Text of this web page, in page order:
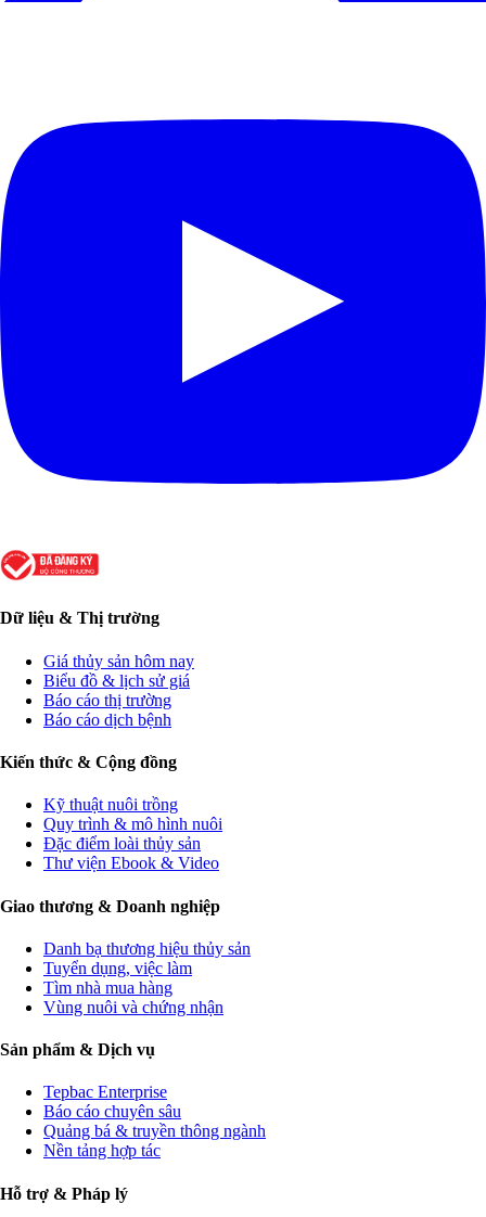
Dữ liệu & Thị trường
Giá thủy sản hôm nay
Biểu đồ & lịch sử giá
Báo cáo thị trường
Báo cáo dịch bệnh
Kiến thức & Cộng đồng
Kỹ thuật nuôi trồng
Quy trình & mô hình nuôi
Đặc điểm loài thủy sản
Thư viện Ebook & Video
Giao thương & Doanh nghiệp
Danh bạ thương hiệu thủy sản
Tuyển dụng, việc làm
Tìm nhà mua hàng
Vùng nuôi và chứng nhận
Sản phẩm & Dịch vụ
Tepbac Enterprise
Báo cáo chuyên sâu
Quảng bá & truyền thông ngành
Nền tảng hợp tác
Hỗ trợ & Pháp lý